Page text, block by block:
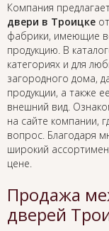
Компания
двери в Троицке
фабрики, имеющие
продукцию. В
категориях и для
загородного дома,
продукции, а также
внешний вид.
на сайте компании,
вопрос. Благодаря
широкий
цене.
Продажа
дверей